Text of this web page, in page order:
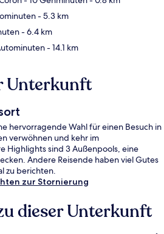
- 5.3 km
- 6.4 km
- 14.1 km
Unterkunft
hervorragende Wahl für einen Besuch in
verwöhnen und kehr im
Highlights sind 3 Außenpools, eine
Andere Reisende haben viel Gutes
zu berichten.
zur Stornierung
dieser Unterkunft